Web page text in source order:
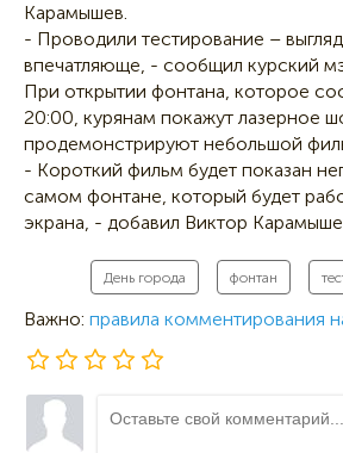
Карамышев.
- Проводили тестирование –
впечатляюще, - сообщил курский
При открытии фонтана, которое
20:00, курянам покажут лазерное
продемонстрируют небольшой
- Короткий фильм будет показан
самом фонтане, который будет
экрана, - добавил Виктор
День города фонтан
Важно: правила комментирования